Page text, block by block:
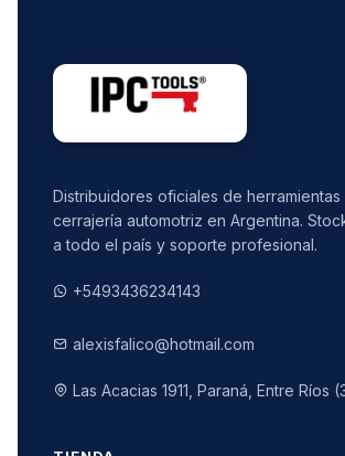
Distribuidores oficiales de herramientas
cerrajería automotriz en Argentina.
a todo el país y soporte profesional.
+5493436234143
alexisfalico@hotmail.com
Las Acacias 1911, Paraná, Entre Ríos